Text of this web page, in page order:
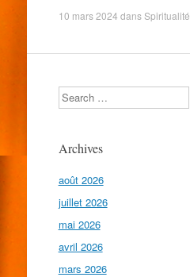
10 mars 2024 dansSpiritualité
Search
Archives
août 2026
juillet 2026
mai 2026
avril 2026
mars 2026